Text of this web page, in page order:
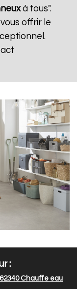
à tous".
offrir le
:
Chauffe eau